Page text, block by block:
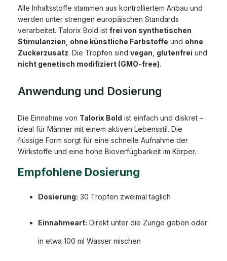
Alle Inhaltsstoffe stammen aus kontrolliertem Anbau und
werden unter strengen europäischen Standards
verarbeitet. Talorix Bold ist frei von synthetischen
Stimulanzien ohne künstliche Farbstoffe und ohne
Zuckerzusatz. Die Tropfen sind vegan glutenfrei und
nicht genetisch modifiziert (GMO-free).
Anwendung und Dosierung
Die Einnahme von Talorix Bold ist einfach und diskret –
ideal für Männer mit einem aktiven Lebensstil. Die
flüssige Form sorgt für eine schnelle Aufnahme der
Wirkstoffe und eine hohe Bioverfügbarkeit im Körper.
Empfohlene Dosierung
Dosierung: 30 Tropfen zweimal täglich
Einnahmeart: Direkt unter die Zunge geben oder
in etwa 100 ml Wasser mischen